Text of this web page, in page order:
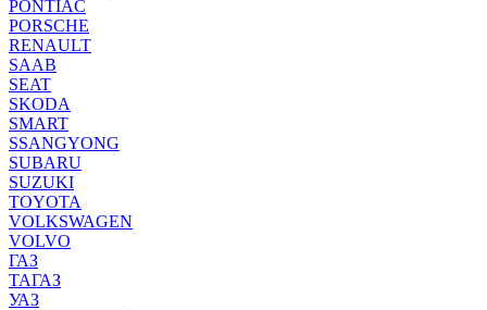
PONTIAC
PORSCHE
RENAULT
SAAB
SEAT
SKODA
SMART
SSANGYONG
SUBARU
SUZUKI
TOYOTA
VOLKSWAGEN
VOLVO
ГАЗ
ТАГАЗ
УАЗ